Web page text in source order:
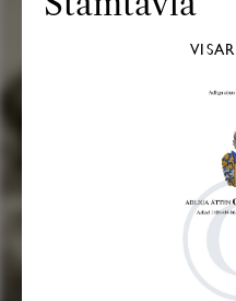
VISAR